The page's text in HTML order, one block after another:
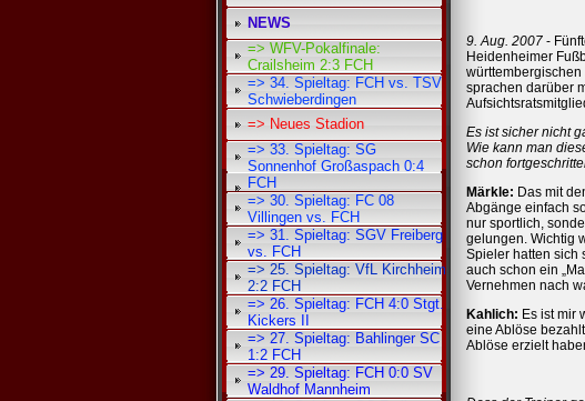
NEWS
=> WFV-Pokalfinale:
Crailsheim 2:3 FCH
=> 34. Spieltag: FCH vs. TSV
Schwieberdingen
=> Neues Stadion
=> 33. Spieltag: SG
Sonnenhof Großaspach 0:4
FCH
=> 30. Spieltag: FC 08
Villingen vs. FCH
=> 31. Spieltag: SGV Freiberg
vs. FCH
=> 25. Spieltag: VfL Kirchheim
2:2 FCH
=> 26. Spieltag: FCH 4:0 Stgt.
Kickers II
=> 27. Spieltag: Bahlinger SC
1:2 FCH
=> 29. Spieltag: FCH 0:0 SV
Waldhof Mannheim
9. Aug. 2007 -
Heidenheimer
sprachen darüber
Es ist sicher nicht
Wie kann man
schon
Märkle: Das mit
Abgänge einfach
nur sportlich,
gelungen. Wichtig
Spieler hatten sich
auch schon ein
Vernehmen nach
Kahlich: Es ist mir
eine Ablöse
Ablöse erzielt